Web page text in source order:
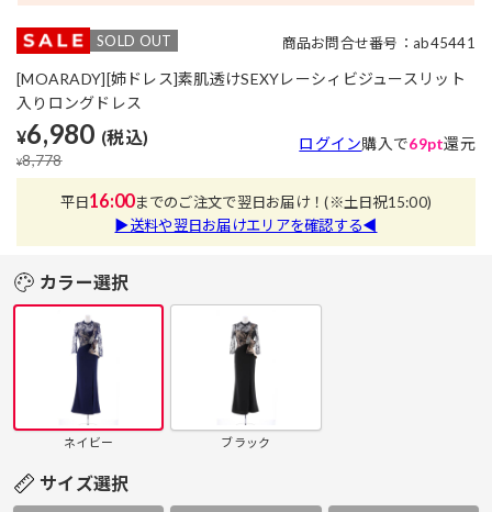
SOLD OUT 商品お問合せ番号：ab45441
[MOARADY][姉ドレス]素肌透けSEXYレーシィビジュースリット
入りロングドレス
¥6,980 (税込)
¥8,778
ログイン購入で69pt還元
平日16:00までのご注文で翌日お届け！(※土日祝15:00)
▶送料や翌日お届けエリアを確認する◀
カラー選択
ネイビー ブラック
サイズ選択